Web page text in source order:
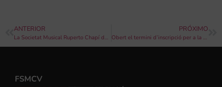
ANTERIOR
La Societat Musical Ruperto Chapí de Villena celebra l’obertura musical del seu 25é aniversari amb un concert benèfic
PRÓXIMO
Obert el termini d’inscripció per a la XV Campanya de concerts d’intercanvis musicals
FSMCV